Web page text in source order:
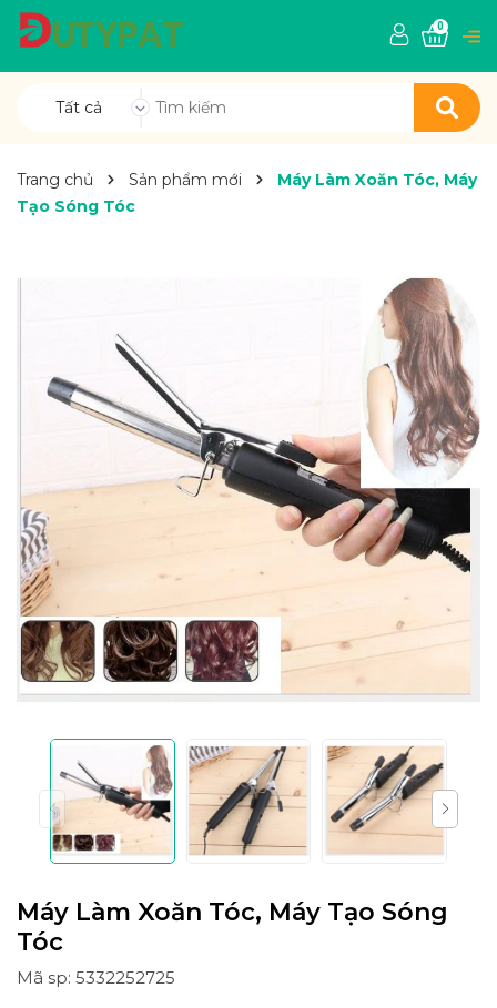
Tất cả
0
Trang chủ Sản phẩm mới
Máy Làm Xoăn Tóc, Máy
Tạo Sóng Tóc
Máy Làm Xoăn Tóc, Máy Tạo Sóng
Tóc
Mã sp: 5332252725